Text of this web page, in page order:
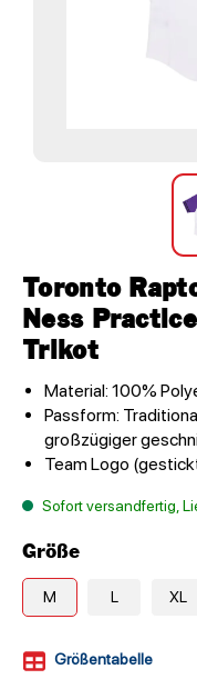
Toronto
Ness
Trikot
Material: 100%
Passform:
großzügiger
Team Logo
Sofort versandfertig,
Größe
M L XL
Größentabelle